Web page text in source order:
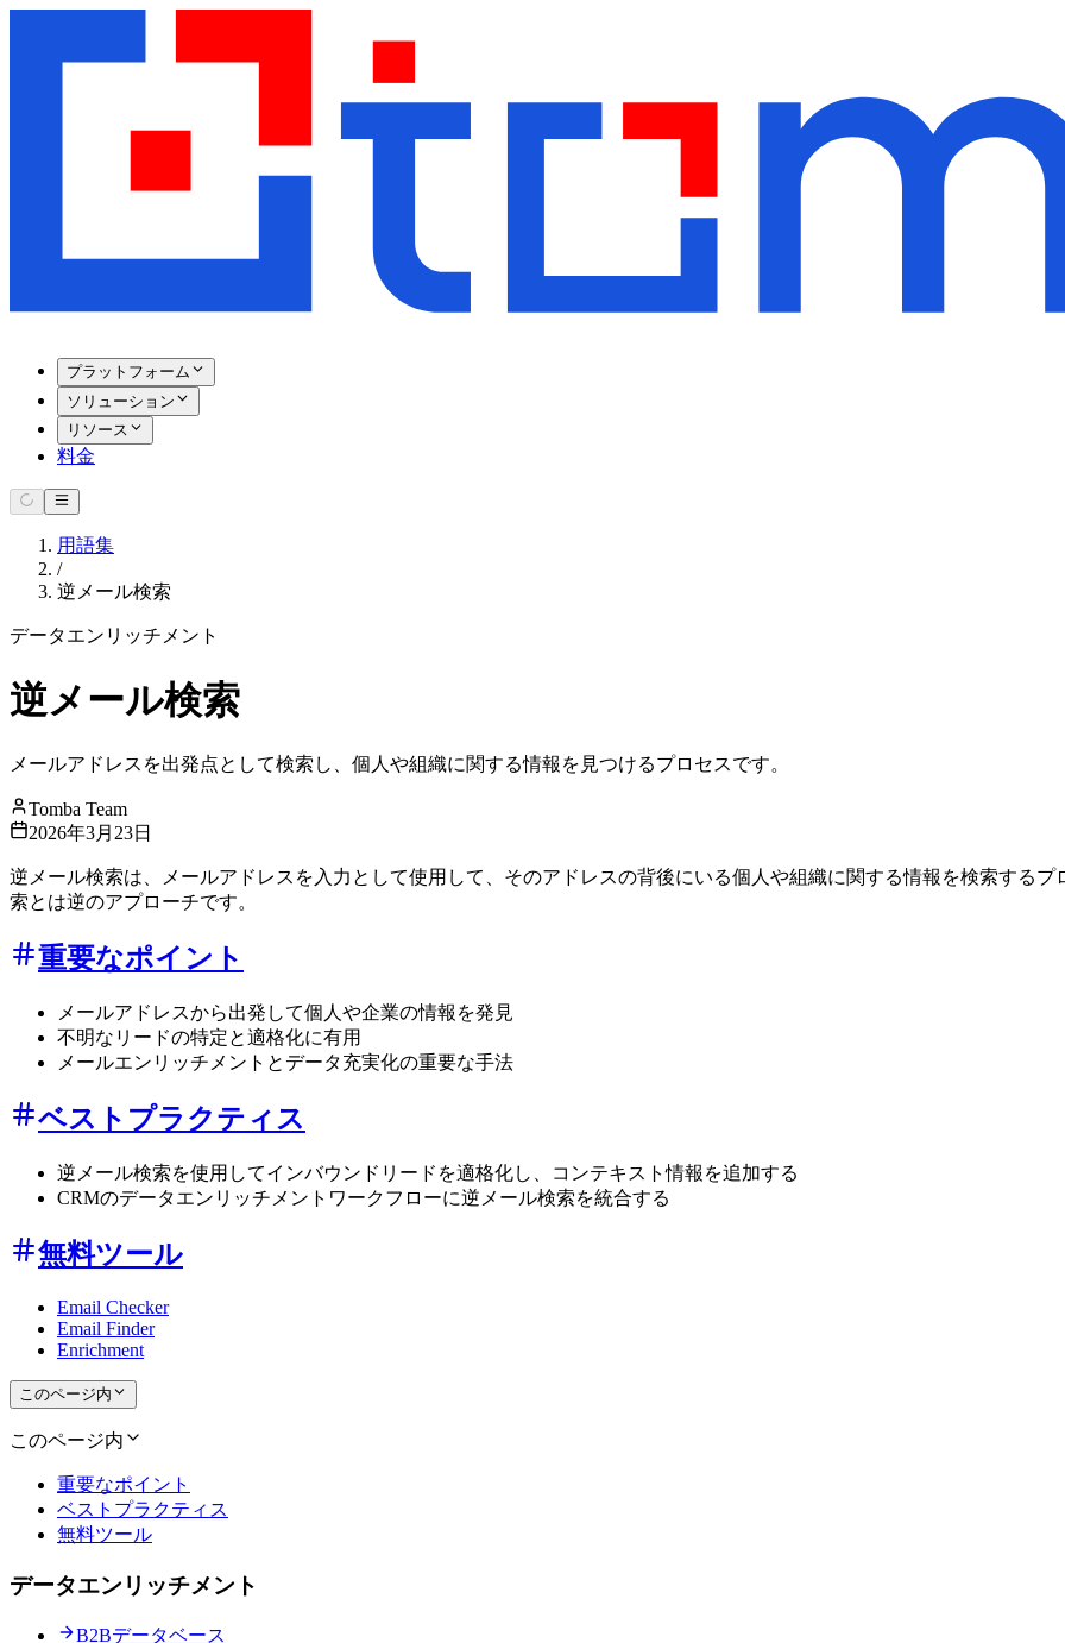
プラットフォーム
ソリューション
リソース
料金
用語集
/
逆メール検索
データエンリッチメント
逆メール検索
メールアドレスを出発点として検索し、個人や組織に関する情報を見つけるプロセスです。
Tomba Team
2026年3月23日
逆メール検索は、メールアドレスを入力として使用して、そのアドレスの背後にいる個人や組織に関する情報を検索する
索とは逆のアプローチです。
重要なポイント
メールアドレスから出発して個人や企業の情報を発見
不明なリードの特定と適格化に有用
メールエンリッチメントとデータ充実化の重要な手法
ベストプラクティス
逆メール検索を使用してインバウンドリードを適格化し、コンテキスト情報を追加する
CRMのデータエンリッチメントワークフローに逆メール検索を統合する
無料ツール
Email Checker
Email Finder
Enrichment
このページ内
このページ内
重要なポイント
ベストプラクティス
無料ツール
データエンリッチメント
B2Bデータベース